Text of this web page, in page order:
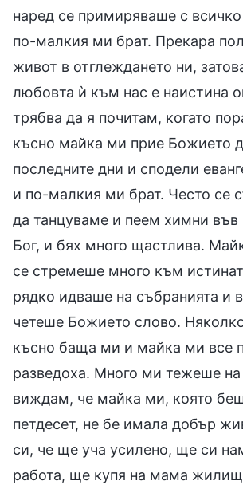
наред се примиряваше с
по-малкия ми брат. Прекара
живот в отглеждането ни,
любовта ѝ към нас е наистина
трябва да я почитам, когато
късно майка ми прие Божието
последните дни и сподели
и по-малкия ми брат. Често се
да танцуваме и пеем химни във
Бог, и бях много щастлива.
се стремеше много към
рядко идваше на събранията и
четеше Божието слово.
късно баща ми и майка ми все
разведоха. Много ми тежеше
виждам, че майка ми, която
петдесет, не бе имала добър
си, че ще уча усилено, ще си
работа, ще купя на мама